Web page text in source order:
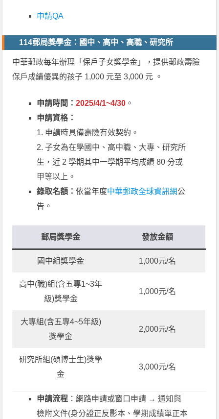
申請QA
114郵局獎學金：國中、高中、高職、研究所
中華郵政每年辦理「保戶子女獎學金」，提供郵政壽險
保戶成績優異的孩子 1,000 元至 3,000 元 。
申請時間：2025/4/1~4/30 。
申請資格：
1. 申請時具備壽險有效契約。
2. 子女為在學國中、高中職、大專、研究所
生，近 2 學期其中一學期平均成績 80 分或
甲等以上。
錄取名額：依當年度中華郵政全球資訊網公
告。
郵局獎學金 發放金額
國中組獎學金 1,000元/名
高中(職)組(含五專1~3年
級)獎學金
1,000元/名
大專組(含五專4~5年級)
獎學金
2,000元/名
研究所組(碩博士生)獎學
金
3,000元/名
申請流程 ：網路申請或窗口申請 → 通知與
檢附文件(身分證正反影本、學期成績單正本